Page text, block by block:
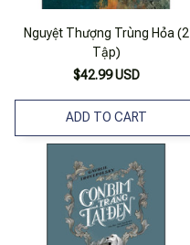
Nguyệt Thượng Trùng Hỏa (2
Tập)
$42.99 USD
ADD TO CART